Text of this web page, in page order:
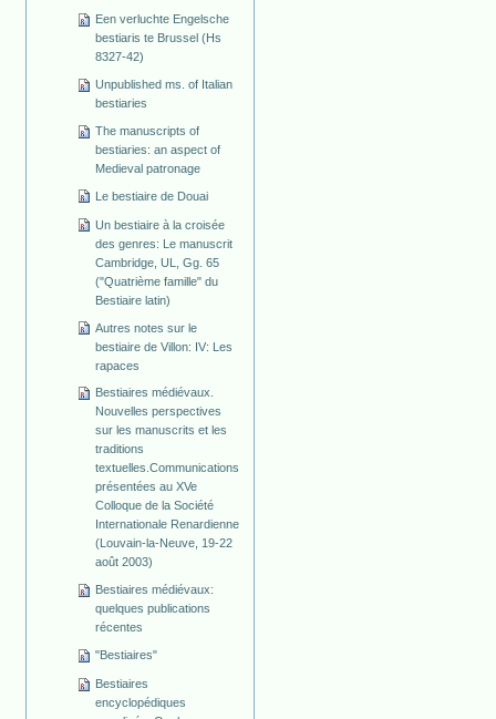
Een verluchte Engelsche
bestiaris te Brussel (Hs
8327-42)
Unpublished ms. of Italian
bestiaries
The manuscripts of
bestiaries: an aspect of
Medieval patronage
Le bestiaire de Douai
Un bestiaire à la croisée
des genres: Le manuscrit
Cambridge, UL, Gg. 65
("Quatrième famille" du
Bestiaire latin)
Autres notes sur le
bestiaire de Villon: IV: Les
rapaces
Bestiaires médiévaux.
Nouvelles perspectives
sur les manuscrits et les
traditions
textuelles.Communications
présentées au XVe
Colloque de la Société
Internationale Renardienne
(Louvain-la-Neuve, 19-22
août 2003)
Bestiaires médiévaux:
quelques publications
récentes
"Bestiaires"
Bestiaires
encyclopédiques